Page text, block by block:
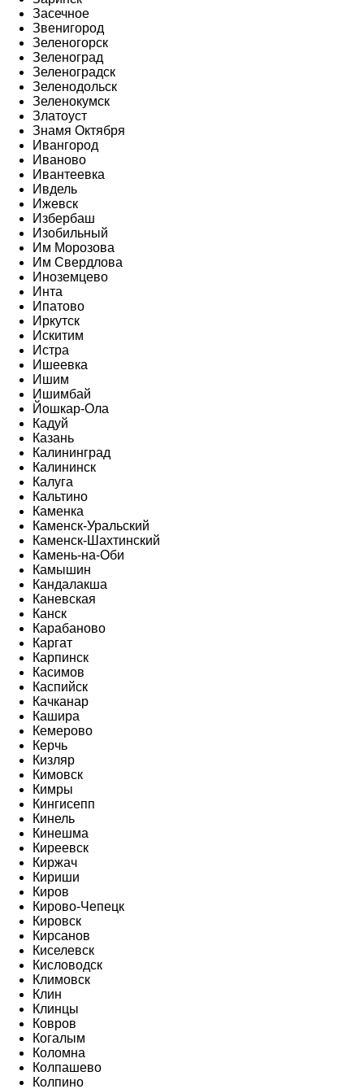
Засечное
Звенигород
Зеленогорск
Зеленоград
Зеленоградск
Зеленодольск
Зеленокумск
Златоуст
Знамя Октября
Ивангород
Иваново
Ивантеевка
Ивдель
Ижевск
Избербаш
Изобильный
Им Морозова
Им Свердлова
Иноземцево
Инта
Ипатово
Иркутск
Искитим
Истра
Ишеевка
Ишим
Ишимбай
Йошкар-Ола
Кадуй
Казань
Калининград
Калининск
Калуга
Кальтино
Каменка
Каменск-Уральский
Каменск-Шахтинский
Камень-на-Оби
Камышин
Кандалакша
Каневская
Канск
Карабаново
Каргат
Карпинск
Касимов
Каспийск
Качканар
Кашира
Кемерово
Керчь
Кизляр
Кимовск
Кимры
Кингисепп
Кинель
Кинешма
Киреевск
Киржач
Кириши
Киров
Кирово-Чепецк
Кировск
Кирсанов
Киселевск
Кисловодск
Климовск
Клин
Клинцы
Ковров
Когалым
Коломна
Колпашево
Колпино